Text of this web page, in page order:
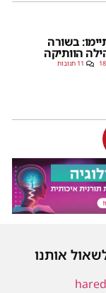
בשורה
הוותיקה
11 תגובות
אותנו